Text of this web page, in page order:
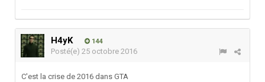
H4yK 144
Posté(e) 25 octobre 2016
C'est la crise de 2016 dans GTA